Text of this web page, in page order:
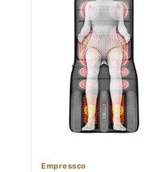
Empressco